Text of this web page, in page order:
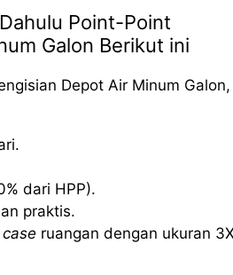
Point-Point
Galon Berikut ini
Depot Air Minum Galon,
dari HPP).
praktis.
ruangan dengan ukuran